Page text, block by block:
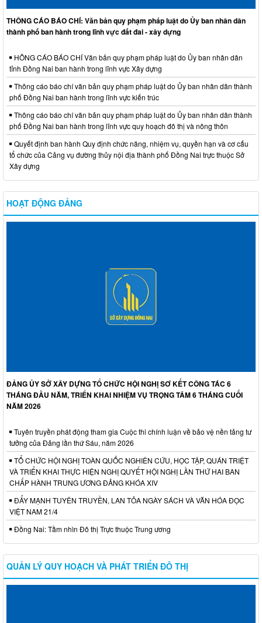
THÔNG CÁO BÁO CHÍ: Văn bản quy phạm pháp luật do Ủy ban nhân dân
thành phố ban hành trong lĩnh vực đất đai - xây dựng
HÔNG CÁO BÁO CHÍ Văn bản quy phạm pháp luật do Ủy ban nhân dân
tỉnh Đồng Nai ban hành trong lĩnh vực Xây dựng
Thông cáo báo chí văn bản quy phạm pháp luật do Ủy ban nhân dân thành
phố Đồng Nai ban hành trong lĩnh vực kiến trúc
Thông cáo báo chí văn bản quy phạm pháp luật do Ủy ban nhân dân thành
phố Đồng Nai ban hành trong lĩnh vực quy hoạch đô thị và nông thôn
Quyết định ban hành Quy định chức năng, nhiệm vụ, quyền hạn và cơ cấu
tổ chức của Cảng vụ đường thủy nội địa thành phố Đồng Nai trực thuộc Sở
Xây dựng
HOẠT ĐỘNG ĐẢNG
ĐẢNG ỦY SỞ XÂY DỰNG TỔ CHỨC HỘI NGHỊ SƠ KẾT CÔNG TÁC 6
THÁNG ĐẦU NĂM, TRIỂN KHAI NHIỆM VỤ TRỌNG TÂM 6 THÁNG CUỐI
NĂM 2026
Tuyên truyền phát động tham gia Cuộc thi chính luận về bảo vệ nền tảng tư
tưởng của Đảng lần thứ Sáu, năm 2026
TỔ CHỨC HỘI NGHỊ TOÀN QUỐC NGHIÊN CỨU, HỌC TẬP, QUÁN TRIỆT
VÀ TRIỂN KHAI THỰC HIỆN NGHỊ QUYẾT HỘI NGHỊ LẦN THỨ HAI BAN
CHẤP HÀNH TRUNG ƯƠNG ĐẢNG KHÓA XIV
ĐẨY MẠNH TUYÊN TRUYỀN, LAN TỎA NGÀY SÁCH VÀ VĂN HÓA ĐỌC
VIỆT NAM 21/4
Đồng Nai: Tầm nhìn Đô thị Trực thuộc Trung ương
QUẢN LÝ QUY HOẠCH VÀ PHÁT TRIỂN ĐÔ THỊ